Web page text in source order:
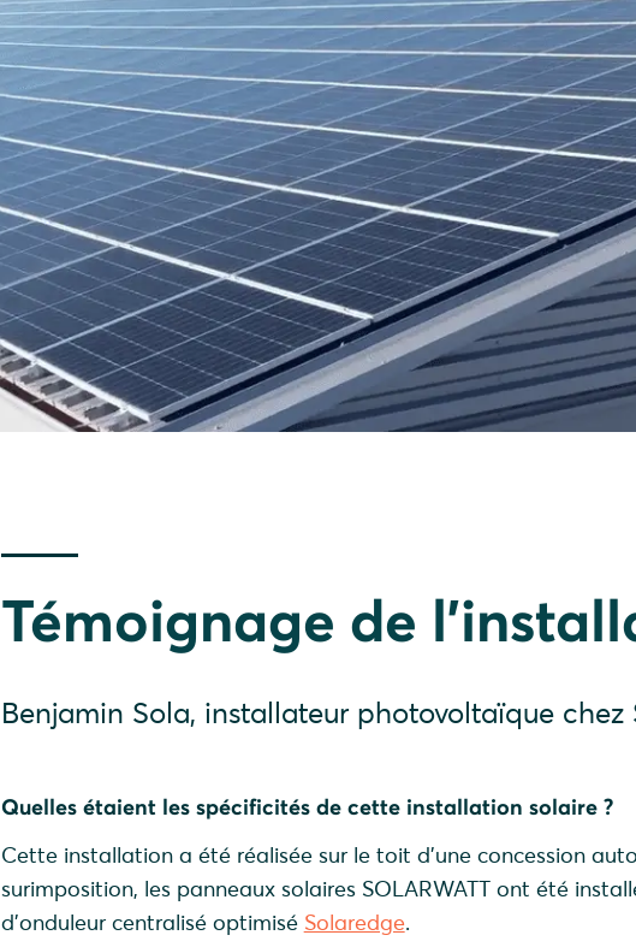
Témoignage de
Benjamin Sola, installateur photovoltaïque chez
Quelles étaient les spécificités de cette installation solaire ?
Cette installation a été réalisée sur le toit d’une concession
surimposition, les panneaux solaires SOLARWATT ont été
d'onduleur centralisé optimisé Solaredge.